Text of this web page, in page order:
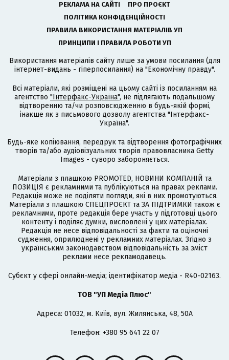
РЕКЛАМА НА САЙТІ
ПРО ПРОЄКТ
ПОЛІТИКА КОНФІДЕНЦІЙНОСТІ
ПРАВИЛА ВИКОРИСТАННЯ МАТЕРІАЛІВ УП
ПРИНЦИПИ І ПРАВИЛА РОБОТИ УП
Використання матеріалів сайту лише за умови посилання (для
інтернет-видань - гіперпосилання) на "Економічну правду".
Всі матеріали, які розміщені на цьому сайті із посиланням на
агентство "Інтерфакс-Україна", не підлягають подальшому
відтворенню та/чи розповсюдженню в будь-якій формі,
інакше як з письмового дозволу агентства "Інтерфакс-
Україна".
Будь-яке копіювання, передрук та відтворення фотографічних
творів та/або аудіовізуальних творів правовласника Getty
Images - суворо забороняється.
Матеріали з плашкою PROMOTED, НОВИНИ КОМПАНІЙ та
ПОЗИЦІЯ є рекламними та публікуються на правах реклами.
Редакція може не поділяти погляди, які в них промотуються.
Матеріали з плашкою СПЕЦПРОЄКТ та ЗА ПІДТРИМКИ також є
рекламними, проте редакція бере участь у підготовці цього
контенту і поділяє думки, висловлені у цих матеріалах.
Редакція не несе відповідальності за факти та оціночні
судження, оприлюднені у рекламних матеріалах. Згідно з
українським законодавством відповідальність за зміст
реклами несе рекламодавець.
Cубєкт у сфері онлайн-медіа; ідентифікатор медіа - R40-02163.
ТОВ "УП Медіа Плюс"
Адреса: 01032, м. Київ, вул. Жилянська, 48, 50А
Телефон: +380 95 641 22 07